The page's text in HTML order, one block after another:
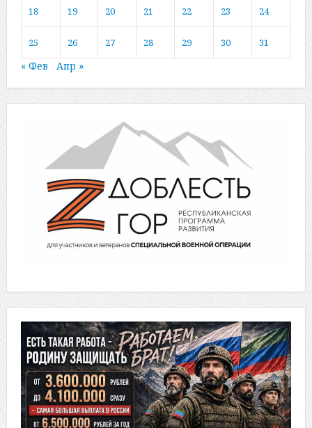
18 19 20 21 22 23 24
25 26 27 28 29 30 31
« Фев Апр »